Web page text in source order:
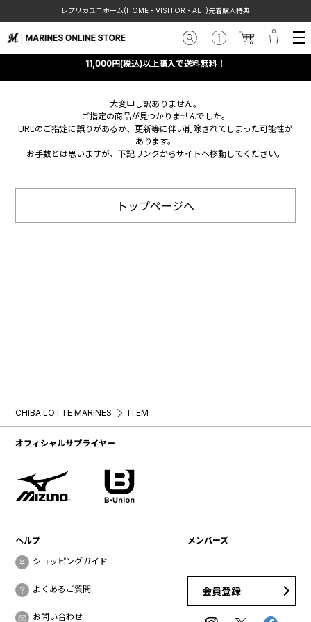
レプリカユニホーム(HOME・VISITOR・ALT)先着購入特典
11,000円(税込)以上購入で送料無料！
大変申し訳ありません。
ご指定の商品が見つかりませんでした。
URLのご指定に誤りがあるか、更新等に伴い削除されてしまった可能性が
あります。
お手数とは思いますが、下記リンクからサイトへ移動してください。
トップページへ
CHIBA LOTTE MARINES ITEM
オフィシャルサプライヤー
ヘルプ
ショッピングガイド
よくあるご質問
お問い合わせ
メンバーズ
会員登録